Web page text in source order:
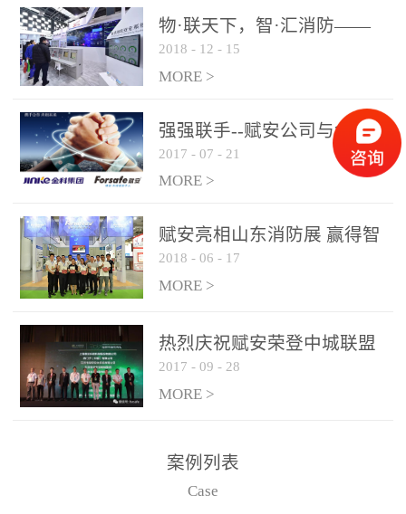
力和闲难，同时也将造成
巨大的经济损失和社会影
响，基至还会造成人员伤
亡。图像型火灾探测器正
是针对这种高大空间建筑
物的消防设施、设备通过
现场图像的实时获取、预
处理和特征提取分析，实
现火焰的跟踪和识别。能
更早的进行预警，达到早
报早防的效果。 系统构
成示意图： 图像型火灾
和监控端两大部分组成。
两者之间通过以太网相
联，一台监控主机最多可
从监控主机上获取，最多
只能接6台，超过的需从现
物·联天下，智·汇消防——
赋安F&S 2018上海消防展圆
满落幕
2018 - 12 - 15
MORE >
强强联手--赋安公司与金科
集团达成战略合作协议
2017 - 07 - 21
MORE >
赋安亮相山东消防展 赢得智
慧消防新荣耀
2018 - 06 - 17
MORE >
热烈庆祝赋安荣登中城联盟
联合采购战略合作平台
2017 - 09 - 28
MORE >
案例列表
Case